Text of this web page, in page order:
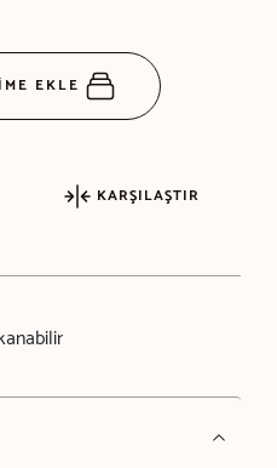
EKLE
KARŞILAŞTIR